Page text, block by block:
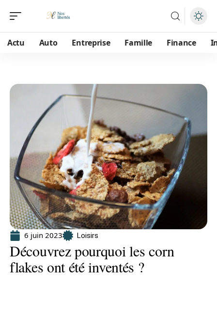
Actu Auto Entreprise Famille Finance
6 juin 2023 Loisirs
Découvrez pourquoi les corn
flakes ont été inventés ?